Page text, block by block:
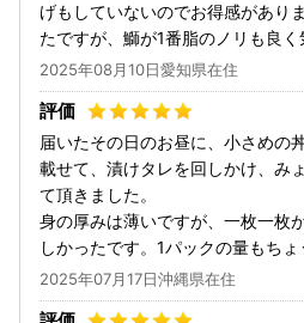
げもしていないのでお得感があり
たですが、鰤が1番脂のノリも良く
2025年08月10日愛知県在住
届いたその日のお昼に、小さめの
載せて、漬けタレを回しかけ、み
て頂きました。
身の厚みは薄いですが、一枚一枚
しかったです。1パックの量もちょ
2025年07月17日沖縄県在住